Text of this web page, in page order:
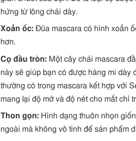
hứng từ lông chải dày.
Xoắn ốc: Đũa mascara có hình xoắn
hơn.
Cọ đầu tròn: Một cây chải mascara
này sẽ giúp bạn có được hàng mi dày
thường có trong mascara kết hợp với
mang lại độ mở và độ nét cho mắt chỉ
Thon gọn: Hình dạng thuôn nhọn
ngoài mà không vô tình để sản phẩm